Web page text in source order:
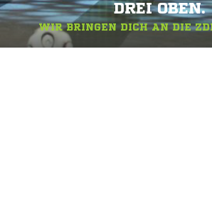
DREI OBEN.
WIR BRINGEN DICH AN DIE